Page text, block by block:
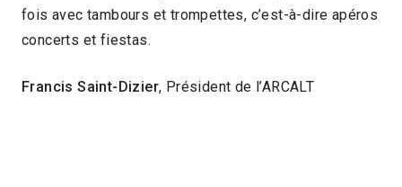
fois avec tambours et trompettes, c’est-à-dire apéros
concerts et fiestas.
Francis Saint-Dizier, Président de l’ARCALT